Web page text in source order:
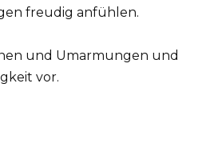
freudig anfühlen.
und Umarmungen und
vor.